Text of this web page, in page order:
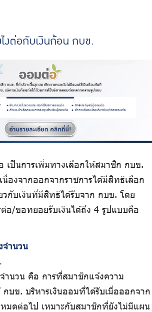
งต่อกับเงินก้อน กบข.
เป็นการเพิ่มทางเลือกให้สมาชิก กบข.
องจากออกจากราชการได้มีสิทธิเลือก
วกับเงินที่มีสิทธิได้รับจาก กบข. โดย
ต่อ/ขอทยอยรับเงินได้ถึง 4 รูปแบบคือ
ำนวน
ำนวน คือ การที่สมาชิกแจ้งความ
กบข. บริหารเงินออมที่ได้รับเมื่อออกจาก
หมดต่อไป เหมาะกับสมาชิกที่ยังไม่มีแผน